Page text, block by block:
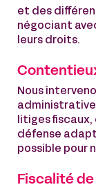
et des
négociant
leurs droits.
Nous
litiges
défense
possible pour
Fiscalité